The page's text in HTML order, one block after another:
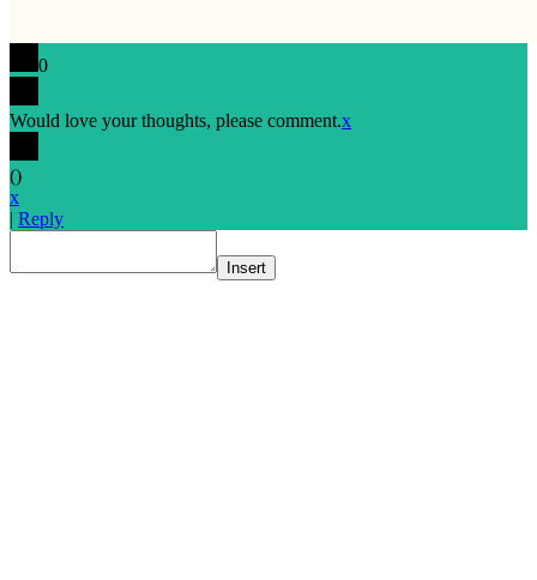
0
Would love your thoughts, please comment.x
()
x
| Reply
Insert